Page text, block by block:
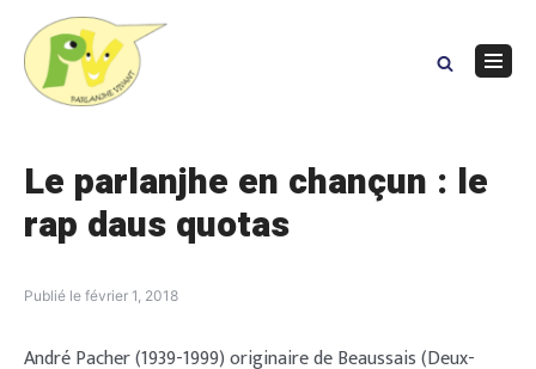
content
Le parlanjhe en chançun : le
rap daus quotas
Publié le février 1, 2018
André Pacher (1939-1999) originaire de Beaussais (Deux-